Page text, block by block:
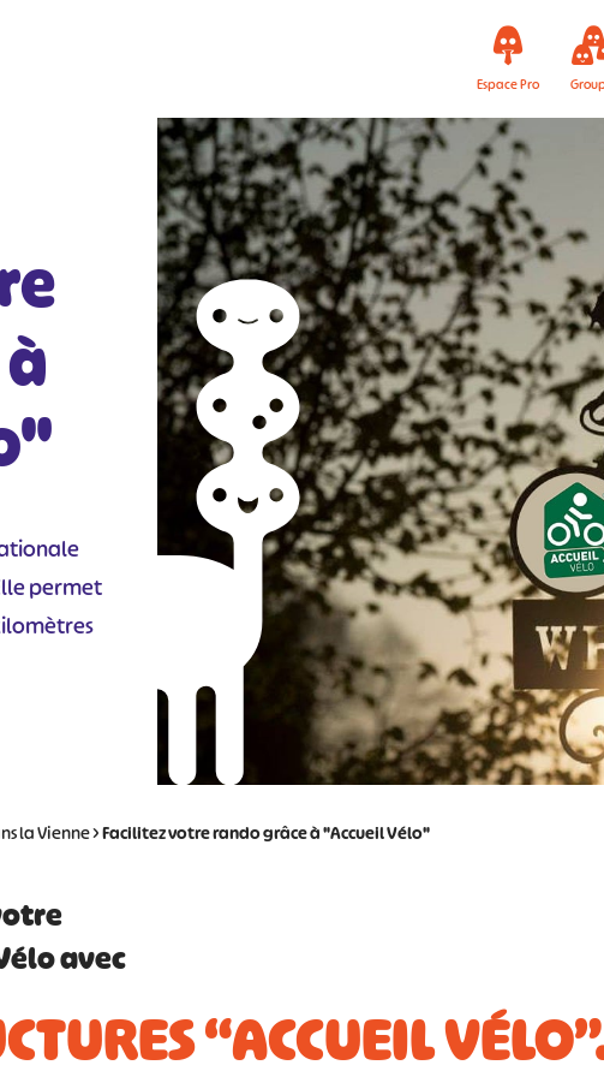
Espace Pro
permet
la Vienne>Facilitez votre rando grâce à "Accueil Vélo"
avec
“ACCUEIL